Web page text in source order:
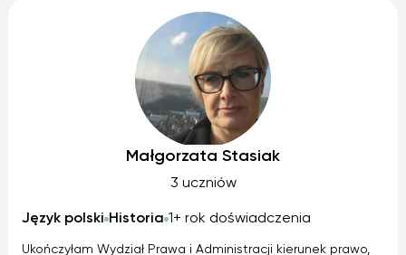
Małgorzata Stasiak
3 uczniów
Język polski Historia 1+ rok doświadczenia
Ukończyłam Wydział Prawa i Administracji kierunek prawo,